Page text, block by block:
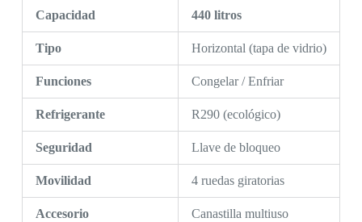
Capacidad 440 litros
Tipo Horizontal (tapa de vidrio)
Funciones Congelar / Enfriar
Refrigerante R290 (ecológico)
Seguridad Llave de bloqueo
Movilidad 4 ruedas giratorias
Accesorio Canastilla multiuso